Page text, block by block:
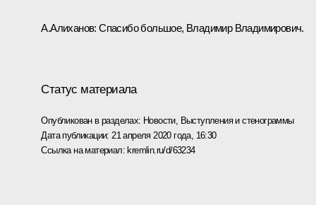
А.Алиханов: Спасибо большое, Владимир Владимирович.
Статус материала
Опубликован в разделах: Новости, Выступления и стенограммы
Дата публикации: 21 апреля 2020 года, 16:30
Ссылка на материал: kremlin.ru/d/63234